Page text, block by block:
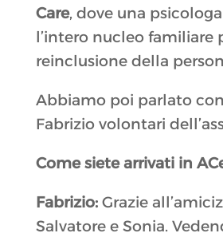
Care, dove una
l’intero nucleo familiare
reinclusione della
Abbiamo poi parlato
Fabrizio volontari
Come siete arrivati in
Fabrizio:Grazie
Salvatore e Sonia.